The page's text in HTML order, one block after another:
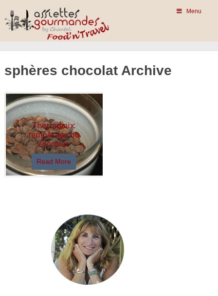
Menu
sphères chocolat Archive
Thermomix:
tempérage du
chocolat
Read More